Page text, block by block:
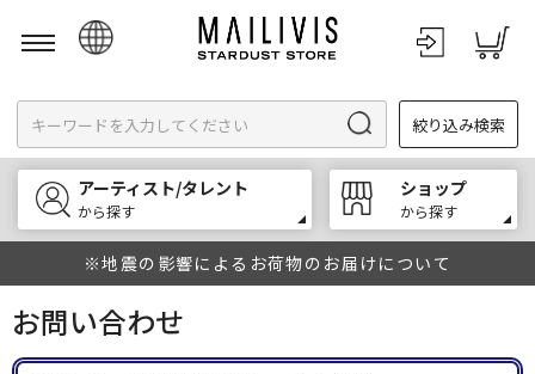
English
한국어
中文
絞り込み検索
アーティスト/タレント
から探す
ショップ
から探す
※地震の影響によるお荷物のお届けについて
お問い合わせ